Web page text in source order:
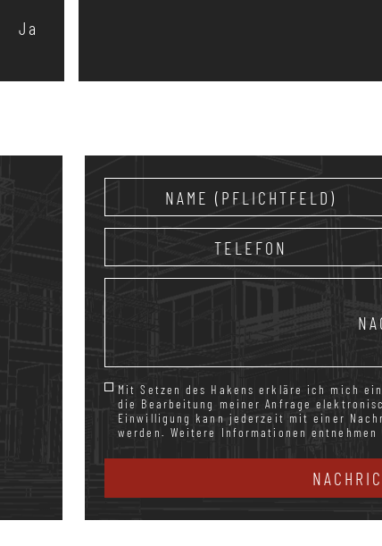
Ja
Mit Setzen des Hakens erkläre ich mich
die Bearbeitung meiner Anfrage
Einwilligung kann jederzeit mit einer
werden. Weitere Informationen entnehmen